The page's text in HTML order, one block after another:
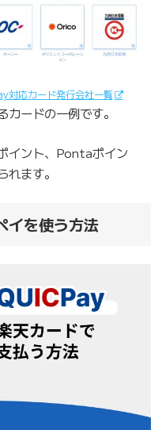
対応カード発行会社一覧
カードの一例です。
イント、Pontaポイン
ます。
イを使う方法